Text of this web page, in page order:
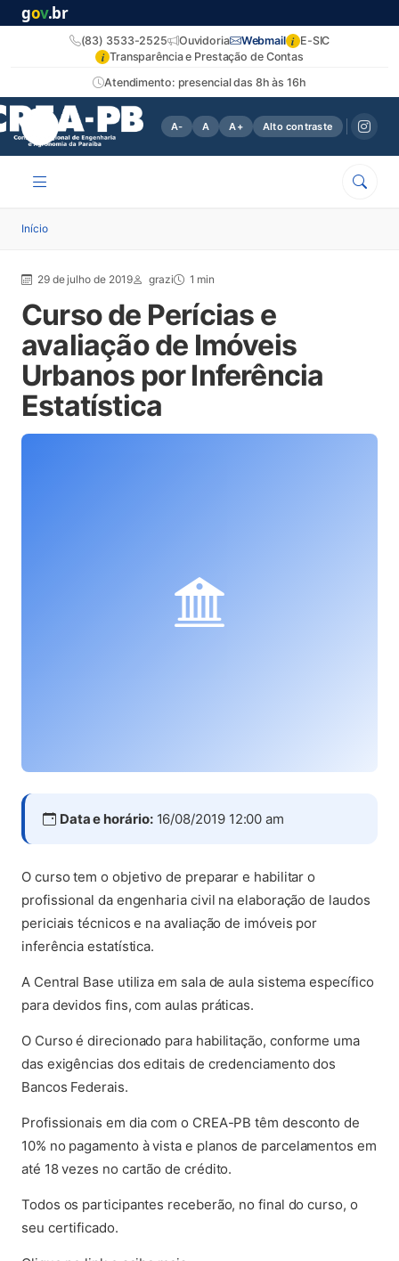
gov.br
Atendimento: presencial das 8h às 16h
(83) 3533-2525 Ouvidoria Webmail i E-SIC
i Transparência e Prestação de Contas
A- A A+ Alto contraste
Início
29 de julho de 2019 grazi 1 min
Curso de Perícias e
avaliação de Imóveis
Urbanos por Inferência
Estatística
Data e horário:16/08/2019 12:00 am
O curso tem o objetivo de preparar e habilitar o
profissional da engenharia civil na elaboração de laudos
periciais técnicos e na avaliação de imóveis por
inferência estatística.
A Central Base utiliza em sala de aula sistema específico
para devidos fins, com aulas práticas.
O Curso é direcionado para habilitação, conforme uma
das exigências dos editais de credenciamento dos
Bancos Federais.
Profissionais em dia com o CREA-PB têm desconto de
10% no pagamento à vista e planos de parcelamentos em
até 18 vezes no cartão de crédito.
Todos os participantes receberão, no final do curso, o
seu certificado.